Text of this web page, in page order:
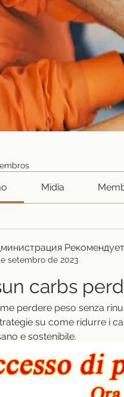
Mídia
Рекомендует
setembro de 2023
carbs
perdere peso senza
su come ridurre i
e sostenibile.